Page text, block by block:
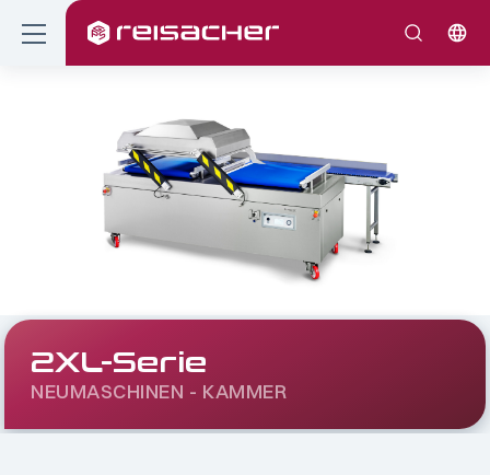
2XL-Serie
NEUMASCHINEN - KAMMER